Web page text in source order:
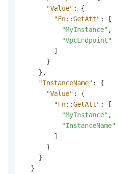
"Value" :
{
"Fn::GetAtt" :
[
"MyInstance" ,
"VpcEndpoint"
]
}
} ,
"InstanceName" :
{
"Value" :
{
"Fn::GetAtt" :
[
"MyInstance" ,
"InstanceName"
]
}
}
}